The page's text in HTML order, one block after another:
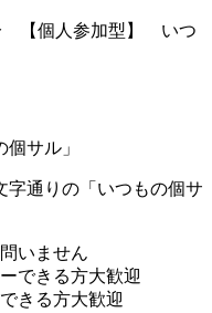
サル」
字通りの「いつもの個サ
いません
できる方大歓迎
きる方大歓迎